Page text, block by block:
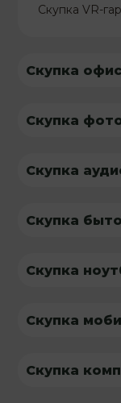
Скупка VR-
Скупка
Скупка
Скупка
Скупка
Скупка
Скупка
Скупка